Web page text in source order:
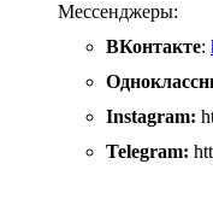
Мессенджеры:
ВКонтакте:
Instagram:
Telegram: